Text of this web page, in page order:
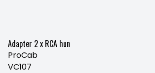
Adapter 2 x RCA hun
ProCab
VC107